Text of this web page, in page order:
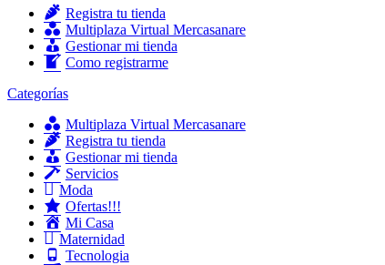
Registra tu tienda
Multiplaza Virtual Mercasanare
Gestionar mi tienda
Como registrarme
Categorías
Multiplaza Virtual Mercasanare
Registra tu tienda
Gestionar mi tienda
Servicios
Moda
Ofertas!!!
Mi Casa
Maternidad
Tecnologia